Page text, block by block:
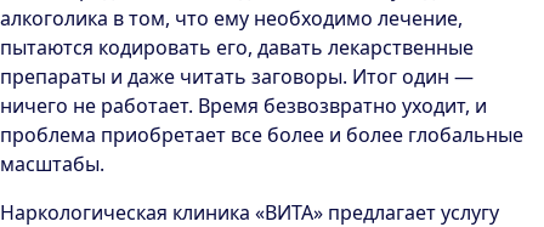
алкоголика в том, что ему необходимо лечение,
пытаются кодировать его, давать лекарственные
препараты и даже читать заговоры. Итог один —
ничего не работает. Время безвозвратно уходит, и
проблема приобретает все более и более глобальные
масштабы.
Наркологическая клиника «ВИТА» предлагает услугу